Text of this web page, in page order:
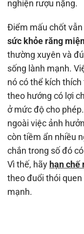
nghiện rượu nặng.
Điểm mấu chốt
sức khỏe răng
thường xuyên và
sống lành mạnh.
nó có thể kích
theo hướng có lợi
ở mức độ cho
ngoài việc ảnh
còn tiềm ẩn nhiều
chắn trong số đó
Vì thế, hãy hạn chế
theo đuổi thói
mạnh.